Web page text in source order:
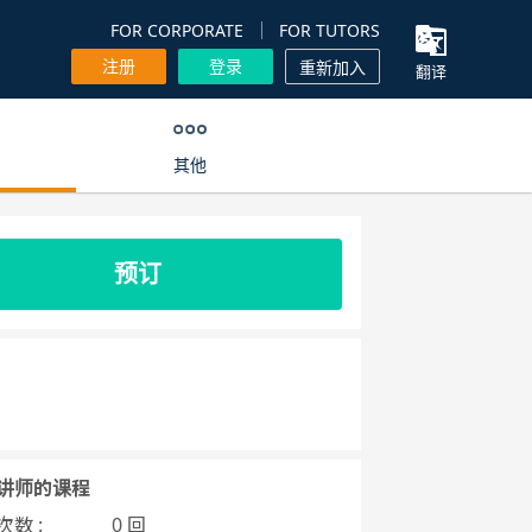
FOR CORPORATE
FOR TUTORS
注册
登录 重新加入 翻译
其他
预订
师的课程
数 :
0 回